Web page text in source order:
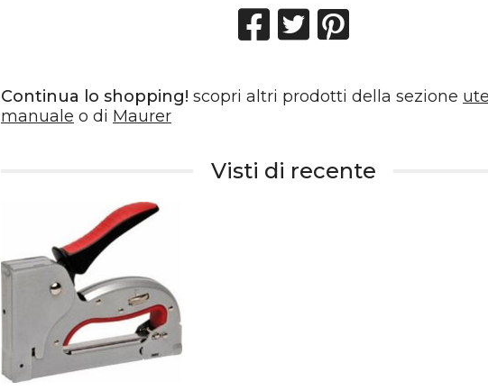
Continua lo shopping! scopri altri prodotti della sezione
manuale o di Maurer
Visti di recente